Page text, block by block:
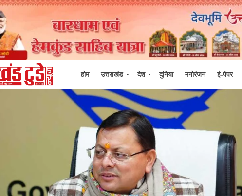
होम उत्तराखंड देश दुनिया मनोरंजन ई-पेपर